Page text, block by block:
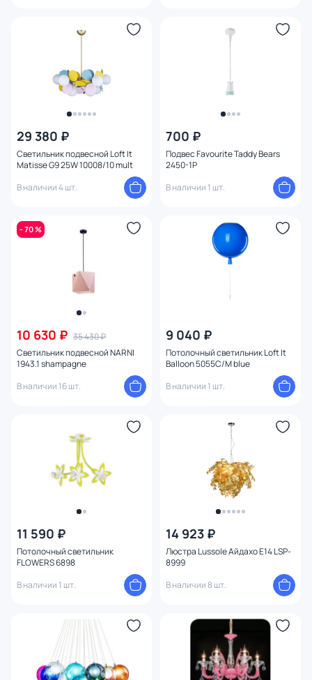
29 380 ₽
Светильник подвесной Loft It
Matisse G9 25W 10008/10 mult
В наличии 4 шт.
700 ₽
Подвес Favourite Taddy Bears
2450-1P
В наличии 1 шт.
- 70 %
10 630 ₽ 35 430 ₽
Светильник подвесной NARNI
1943.1 shampagne
В наличии 16 шт.
9 040 ₽
Потолочный светильник Loft It
Balloon 5055C/M blue
В наличии 1 шт.
11 590 ₽
Потолочный светильник
FLOWERS 6898
В наличии 1 шт.
14 923 ₽
Люстра Lussole Айдахо E14 LSP-
8999
В наличии 8 шт.